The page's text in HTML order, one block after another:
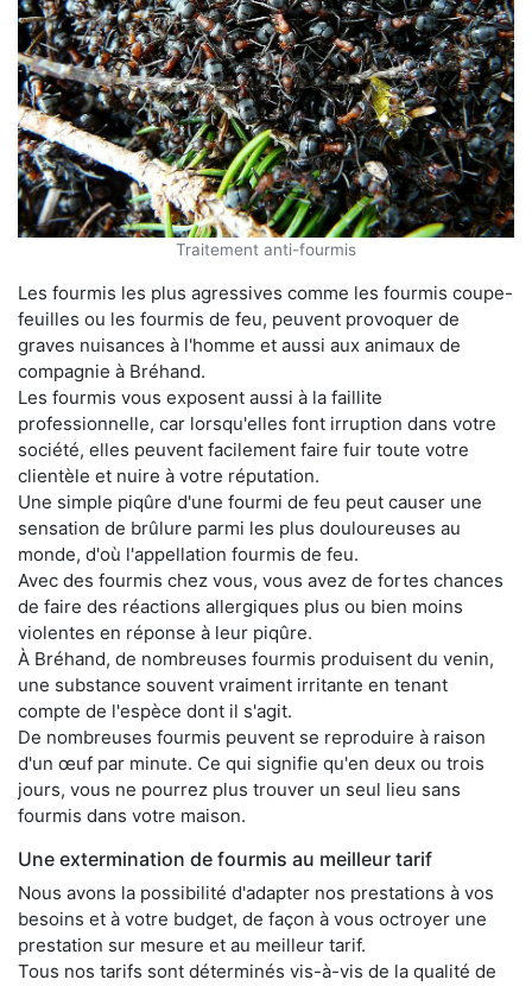
Traitement anti-fourmis
Les fourmis les plus agressives comme les fourmis coupe-
feuilles ou les fourmis de feu, peuvent provoquer de
graves nuisances à l'homme et aussi aux animaux de
compagnie à Bréhand.
Les fourmis vous exposent aussi à la faillite
professionnelle, car lorsqu'elles font irruption dans votre
société, elles peuvent facilement faire fuir toute votre
clientèle et nuire à votre réputation.
Une simple piqûre d'une fourmi de feu peut causer une
sensation de brûlure parmi les plus douloureuses au
monde, d'où l'appellation fourmis de feu.
Avec des fourmis chez vous, vous avez de fortes chances
de faire des réactions allergiques plus ou bien moins
violentes en réponse à leur piqûre.
À Bréhand, de nombreuses fourmis produisent du venin,
une substance souvent vraiment irritante en tenant
compte de l'espèce dont il s'agit.
De nombreuses fourmis peuvent se reproduire à raison
d'un œuf par minute. Ce qui signifie qu'en deux ou trois
jours, vous ne pourrez plus trouver un seul lieu sans
fourmis dans votre maison.
Une extermination de fourmis au meilleur tarif
Nous avons la possibilité d'adapter nos prestations à vos
besoins et à votre budget, de façon à vous octroyer une
prestation sur mesure et au meilleur tarif.
Tous nos tarifs sont déterminés vis-à-vis de la qualité de